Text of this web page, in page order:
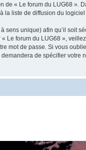
de « Le forum du LUG68 ».
la liste de diffusion du
sens unique) afin qu’il soit
Le forum du LUG68 »,
mot de passe. Si vous
de spécifier